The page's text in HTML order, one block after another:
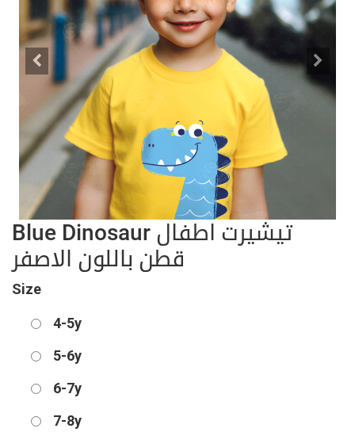
Blue Dinosaur تيشيرت اطفال
قطن باللون الاصفر
Size
4-5y
5-6y
6-7y
7-8y